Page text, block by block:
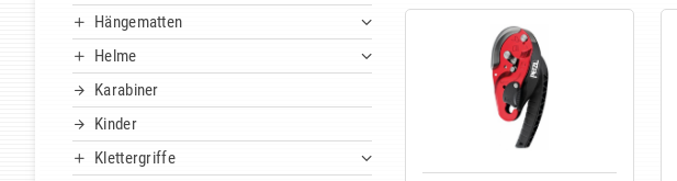
Hängematten
Helme
Karabiner
Kinder
Klettergriffe